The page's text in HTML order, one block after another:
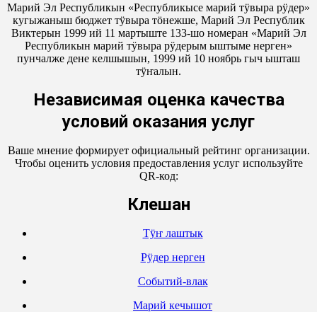
Марий Эл Республикын «Республикысе марий тӱвыра рӱдер»
кугыжаныш бюджет тӱвыра тӧнежше, Марий Эл Республик
Виктерын 1999 ий 11 мартыште 133-шо номеран «Марий Эл
Республикын марий тӱвыра рӱдерым ыштыме нерген»
пунчалже дене келшышын, 1999 ий 10 ноябрь гыч ышташ
тӱҥалын.
Независимая оценка качества
условий оказания услуг
Ваше мнение формирует официальный рейтинг организации.
Чтобы оценить условия предоставления услуг используйте
QR-код:
Кӱлешан
Тӱҥ лаштык
Рӱдер нерген
Событий-влак
Марий кечышот